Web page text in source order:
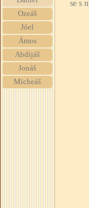
Ozeáš
Jóel
Ámos
Abdijáš
Jonáš
Micheáš
se s